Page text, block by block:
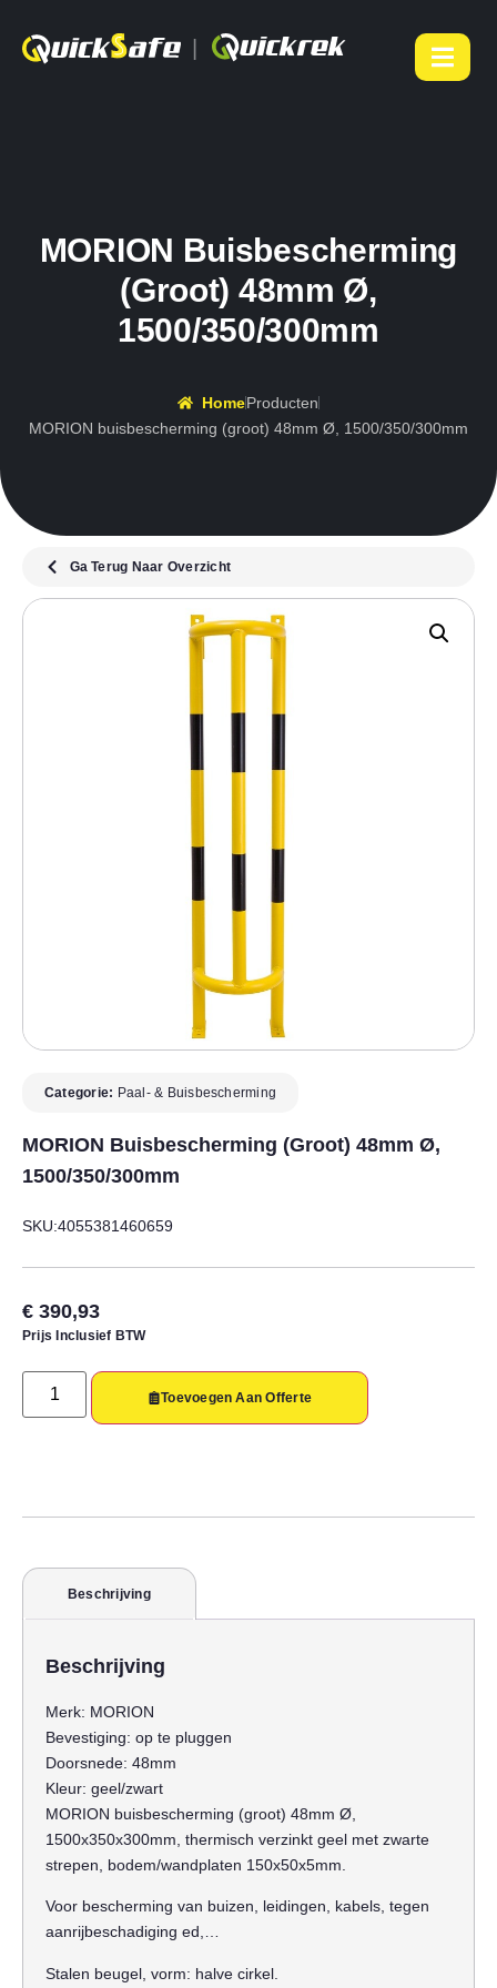
MORION Buisbescherming
(groot) 48mm Ø,
1500/350/300mm
HomeProducten
MORION buisbescherming (groot) 48mm Ø, 1500/350/300mm
Ga Terug Naar Overzicht
Categorie: Paal- & Buisbescherming
MORION Buisbescherming (groot) 48mm Ø,
1500/350/300mm
SKU:4055381460659
€ 390,93
Prijs Inclusief BTW
Toevoegen Aan Offerte
Beschrijving
Beschrijving
Merk: MORION
Bevestiging: op te pluggen
Doorsnede: 48mm
Kleur: geel/zwart
MORION buisbescherming (groot) 48mm Ø,
1500x350x300mm, thermisch verzinkt geel met zwarte
strepen, bodem/wandplaten 150x50x5mm.
Voor bescherming van buizen, leidingen, kabels, tegen
aanrijbeschadiging ed,…
Stalen beugel, vorm: halve cirkel.